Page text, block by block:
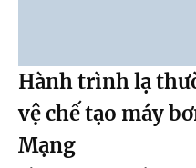
Hành trình lạ
vệ chế tạo máy
Mạng